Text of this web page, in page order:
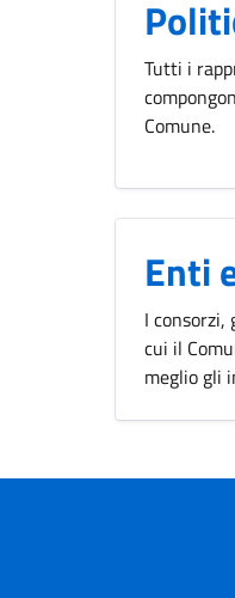
Tutti i
Comune.
Enti
I consorzi,
cui il
meglio gli